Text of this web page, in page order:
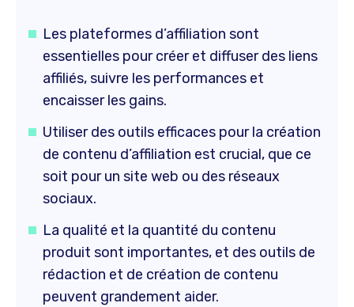
Les plateformes d’affiliation sont
essentielles pour créer et diffuser des liens
affiliés, suivre les performances et
encaisser les gains.
Utiliser des outils efficaces pour la création
de contenu d’affiliation est crucial, que ce
soit pour un site web ou des réseaux
sociaux.
La qualité et la quantité du contenu
produit sont importantes, et des outils de
rédaction et de création de contenu
peuvent grandement aider.